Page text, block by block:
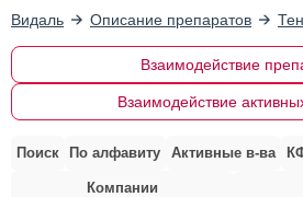
Видаль Описание препаратов
Взаимодействие
Взаимодействие
Поиск По алфавиту Активные в-ва
Компании